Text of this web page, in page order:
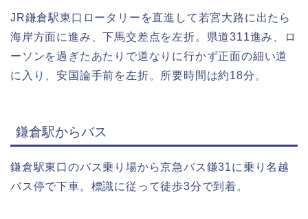
JR鎌倉駅東口ロータリーを直進して若宮大路に出たら
海岸方面に進み、下馬交差点を左折。県道311進み、ロ
ーソンを過ぎたあたりで道なりに行かず正面の細い道
に入り、安国論手前を左折。所要時間は約18分。
鎌倉駅からバス
鎌倉駅東口のバス乗り場から京急バス鎌31に乗り名越
バス停で下車。標識に従って徒歩3分で到着。